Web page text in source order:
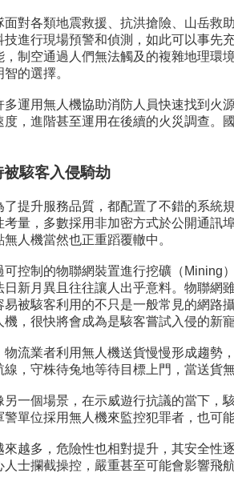
面對各類地震救援、抗洪搶險、山岳救
技進行現場預警和偵測，如此可以事先
，制空通過人們無法觸及的複雜地理環
的選擇。
多運用無人機協助消防人員快速找到火
度，進階甚至運用在後續的火災調查。
駭客入侵騎劫
了提升服務品質，都配置了不錯的系統
考量，多數採用非加密方式於公開通訊
人機當然也正重蹈覆轍中。
可控制的物聯網裝置進行挖礦（Mining
日新月異且往往讓人出乎意料。物聯網
易被駭客利用的不只是一般常見的網路
機，很快將會成為是駭客嘗試入侵的新寵
物流業者利用無人機送貨慢慢形成趨勢
線，守株待兔地等待目標上門，當送貨
另一個場景，在示威遊行抗議的當下，
警單位採用無人機來監控犯罪者，也可
來越多，危險性也相對提升，其安全性
人士攔截操控，嚴重甚至可能會影響飛